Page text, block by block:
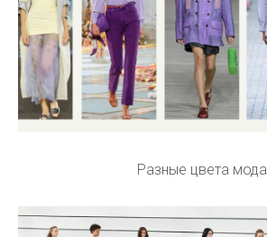
Разные цвета мода